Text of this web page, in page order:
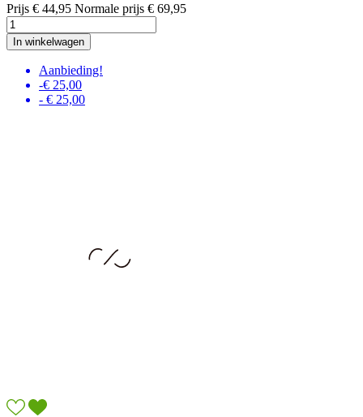
Prijs € 44,95 Normale prijs € 69,95
In winkelwagen
Aanbieding!
-€ 25,00
- € 25,00